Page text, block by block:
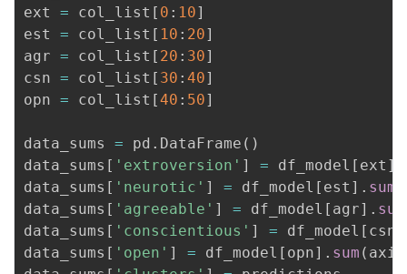
ext = col_list [ 0 : 10]
est = col_list [ 10 : 20]
agr = col_list [ 20 : 30]
csn = col_list [ 30 : 40]
opn = col_list [40 : 50]
data_sums = pd . DataFrame ( )
data_sums [ 'extroversion' ] = df_model [ ext ]
data_sums [ 'neurotic' ] = df_model [ est ] . sum
data_sums [ 'agreeable' ] = df_model [ agr] . sum
data_sums [ 'conscientious' ] = df_model [ csn
data_sums [ 'open' ] = df_model [ opn] . sum ( axis